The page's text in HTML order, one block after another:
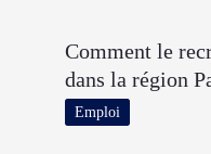
Comment le
dans la région
Emploi